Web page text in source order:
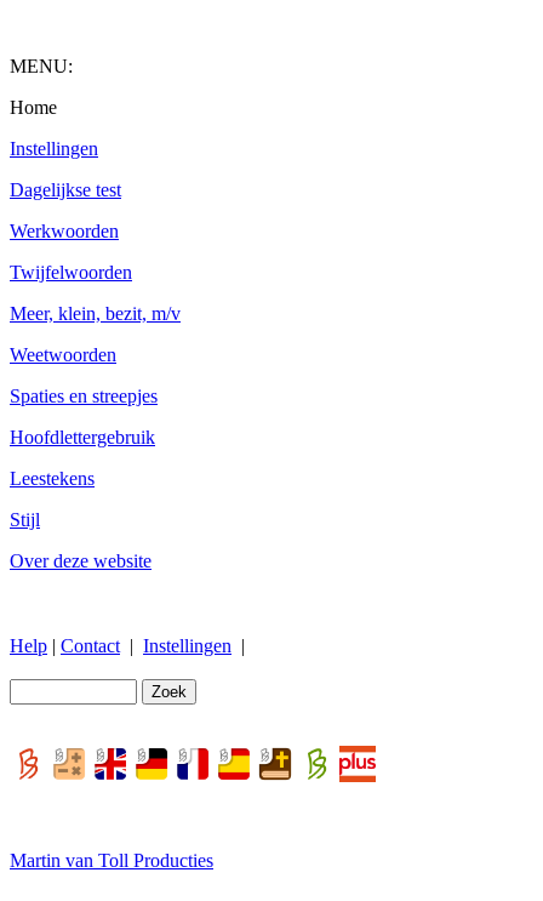
MENU:
Home
Instellingen
Dagelijkse test
Werkwoorden
Twijfelwoorden
Meer, klein, bezit, m/v
Weetwoorden
Spaties en streepjes
Hoofdlettergebruik
Leestekens
Stijl
Over deze website
Help | Contact | Instellingen |
Martin van Toll Producties